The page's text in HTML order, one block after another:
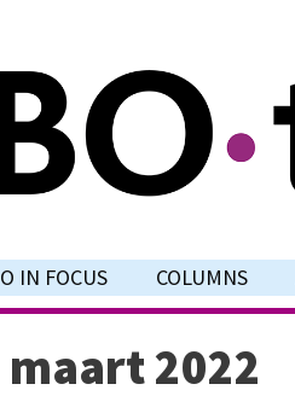
IN FOCUS COLUMNS
maart 2022